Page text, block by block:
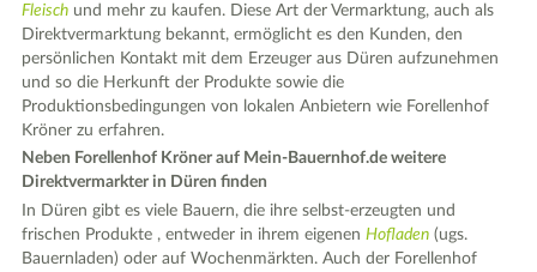
https://www.kreuzauer-mobile-…
Fleisch und mehr zu kaufen. Diese Art der Vermarktung, auch als
Direktvermarktung bekannt, ermöglicht es den Kunden, den
persönlichen Kontakt mit dem Erzeuger aus Düren aufzunehmen
und so die Herkunft der Produkte sowie die
Produktionsbedingungen von lokalen Anbietern wie Forellenhof
Kröner zu erfahren.
Neben Forellenhof Kröner auf Mein-Bauernhof.de weitere
Direktvermarkter in Düren finden
In Düren gibt es viele Bauern, die ihre selbst-erzeugten und
frischen Produkte , entweder in ihrem eigenenHofladen (ugs.
Bauernladen) oder auf Wochenmärkten. Auch der Forellenhof